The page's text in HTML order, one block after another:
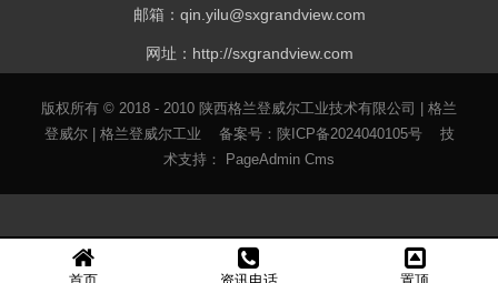
邮箱：qin.yilu@sxgrandview.com
网址：http://sxgrandview.com
版权所有 © 2018 - 2010 陕西格兰登威尔工业技术有限公司 | 格兰
登威尔 | 格兰登威尔工业 备案号： 陕ICP备2024040105号
技
术支持：
PageAdmin Cms